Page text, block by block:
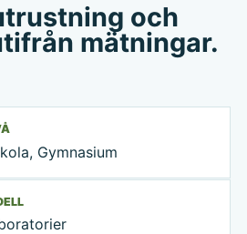
och
mätningar.
Gymnasium